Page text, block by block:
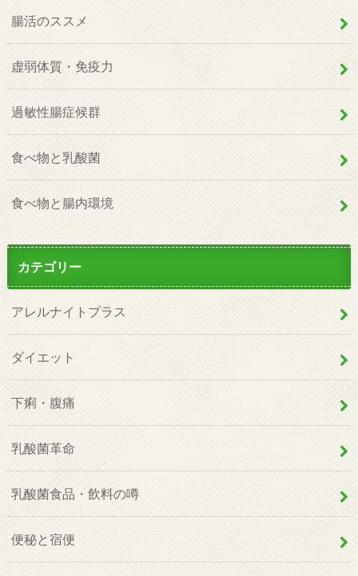
腸活のススメ
虚弱体質・免疫力
過敏性腸症候群
食べ物と乳酸菌
食べ物と腸内環境
カテゴリー
アレルナイトプラス
ダイエット
下痢・腹痛
乳酸菌革命
乳酸菌食品・飲料の噂
便秘と宿便